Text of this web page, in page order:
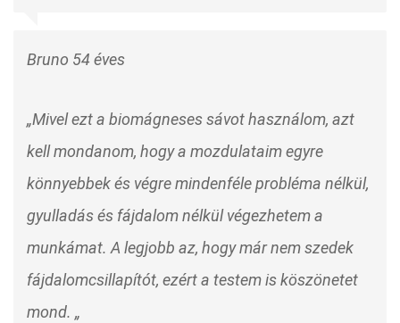
Bruno 54 éves
„Mivel ezt a biomágneses sávot használom, azt
kell mondanom, hogy a mozdulataim egyre
könnyebbek és végre mindenféle probléma nélkül,
gyulladás és fájdalom nélkül végezhetem a
munkámat. A legjobb az, hogy már nem szedek
fájdalomcsillapítót, ezért a testem is köszönetet
mond. „